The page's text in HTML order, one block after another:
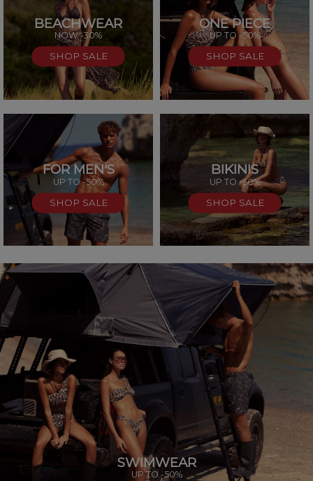
BEACHWEAR
NOW -30%
SHOP SALE
ONE PIECE
UP TO -50%
SHOP SALE
FOR MEN'S
UP TO -50%
SHOP SALE
BIKINIS
UP TO -50%
SHOP SALE
SWIMWEAR
UP TO -50%